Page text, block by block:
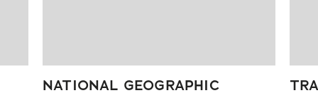
NATIONAL GEOGRAPHIC